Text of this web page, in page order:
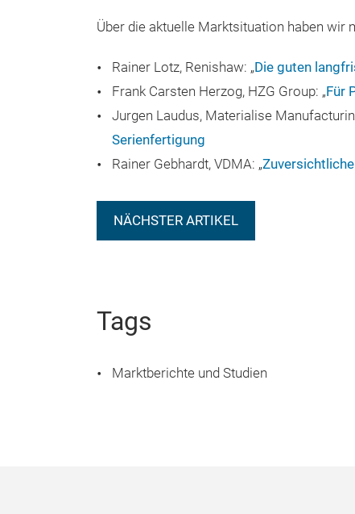
Über die aktuelle Marktsituation haben wir
Rainer Lotz, Renishaw: „ Die guten
Frank Carsten Herzog, HZG Group: „ Für
Jurgen Laudus, Materialise
Serienfertigung
Rainer Gebhardt, VDMA: „
NÄCHSTER ARTIKEL
Tags
Marktberichte und Studien